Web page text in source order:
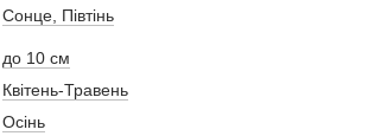
Сонце, Півтінь
до 10 см
Квітень-Травень
Осінь